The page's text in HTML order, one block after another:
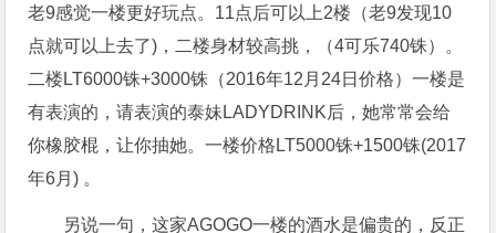
老9感觉一楼更好玩点。11点后可以上2楼（老9发现10
点就可以上去了)，二楼身材较高挑，（4可乐740铢）。
二楼LT6000铢+3000铢（2016年12月24日价格）一楼是
有表演的，请表演的泰妹LADYDRINK后，她常常会给
你橡胶棍，让你抽她。一楼价格LT5000铢+1500铢(2017
年6月) 。
另说一句，这家AGOGO一楼的酒水是偏贵的，反正